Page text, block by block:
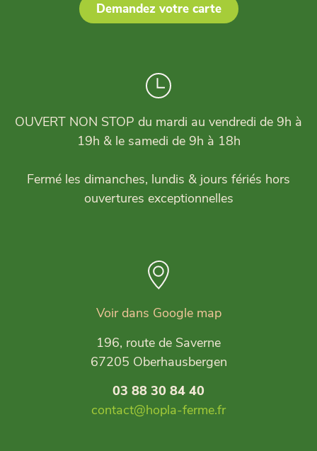
Demandez votre carte
OUVERT NON STOP du mardi au vendredi de 9h à
19h & le samedi de 9h à 18h
Fermé les dimanches, lundis & jours fériés hors
ouvertures exceptionnelles
Voir dans Google map
196, route de Saverne
67205 Oberhausbergen
03 88 30 84 40
contact@hopla-ferme.fr